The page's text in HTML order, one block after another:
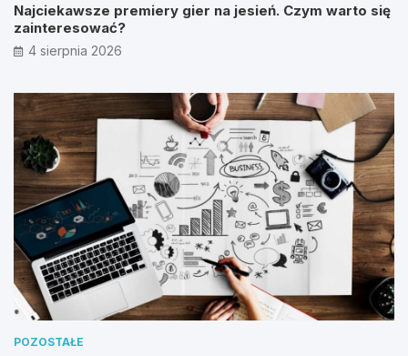
Najciekawsze premiery gier na jesień. Czym warto się
zainteresować?
4 sierpnia 2026
POZOSTAŁE